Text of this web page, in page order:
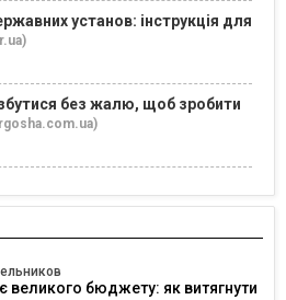
установ: інструкція для
без жалю, щоб зробити
великого бюджету: як витягнути